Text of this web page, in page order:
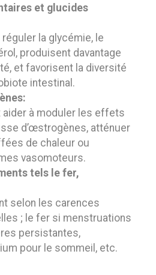
et glucides
réguler la glycémie, le
produisent davantage
et favorisent la diversité
intestinal.
aider à moduler les effets
d’œstrogènes, atténuer
de chaleur ou
vasomoteurs.
tels le fer,
selon les carences
; le fer si menstruations
persistantes,
pour le sommeil, etc.